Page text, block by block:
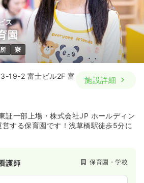
ス
園
寮
19-2 富士ビル2F 富
施設詳細
証一部上場・株式会社JP ホールディン
する保育園です！浅草橋駅徒歩5分に
護師 保育園・学校